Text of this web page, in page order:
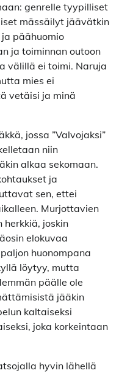
genrelle tyypilliset
mässäilyt jäävätkin
päähuomio
ja toiminnan outoon
välillä ei toimi. Naruja
mies ei
vetäisi ja minä
jossa ”Valvojaksi”
niin
alkaa sekomaan.
ja
sen, ettei
Murjottavien
joskin
elokuvaa
paljon huonompana
löytyy, mutta
päälle ole
jääkin
kaltaiseksi
joka korkeintaan
hyvin lähellä